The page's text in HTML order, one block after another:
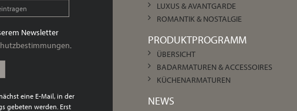
Newsletter
.
eine E-Mail, in der
gebeten werden. Erst
LUXUS & AVANTGARDE
ROMANTIK & NOSTALGIE
PRODUKTPROGRAMM
ÜBERSICHT
BADARMATUREN & ACCESSOIRES
KÜCHENARMATUREN
NEWS